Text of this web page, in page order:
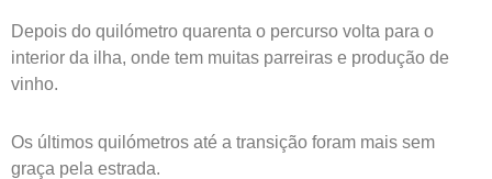
Depois do quilómetro quarenta o percurso volta para o
interior da ilha, onde tem muitas parreiras e produção de
vinho.
Os últimos quilómetros até a transição foram mais sem
graça pela estrada.